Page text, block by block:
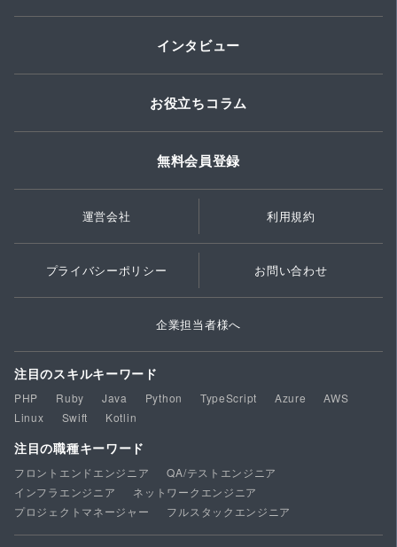
インタビュー
お役立ちコラム
無料会員登録
運営会社 利用規約
プライバシーポリシー お問い合わせ
企業担当者様へ
注目のスキルキーワード
PHP Ruby Java Python TypeScript Azure
AWS
Linux
Swift Kotlin
注目の職種キーワード
フロントエンドエンジニア
QA/テストエンジニア
インフラエンジニア
ネットワークエンジニア
プロジェクトマネージャー
フルスタックエンジニア